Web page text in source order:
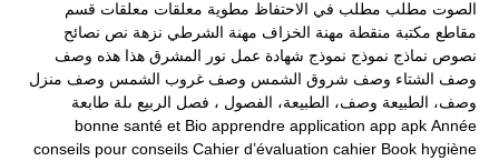
الصوت مطلب مطلب في الاحتفاظ مطوية معلقات معلقات قسم
مقاطع مكتبة منقطة مهنة الخزاف مهنة الشرطي نزهة نص نصائح
نصوص نماذج نموذج نموذج شهادة عمل نور المشرق هذا هذه وصف
وصف الشتاء وصف شروق الشمس وصف غروب الشمس وصف منزل
وصف، الطبيعة وصف، الطبيعة، الفصول ، فصل الربيع ىلة طابعة
Année
apk
app
application
apprendre
Bio
bonne santé et
hygiène
Book
cahier
Cahier d’évaluation
conseils
conseils pour